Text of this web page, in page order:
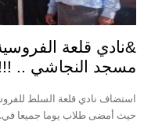
&نادي قلعة
مسجد النجاشي ..
استضاف نادي قلعة السلط
حيث أمضى طلاب يوما جميعا